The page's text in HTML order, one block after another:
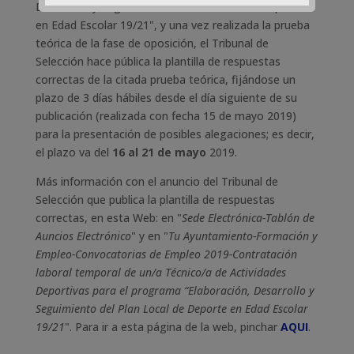
Desarrollo y Seguimiento del Plan Local de Deporte
en Edad Escolar 19/21", y una vez realizada la prueba
teórica de la fase de oposición, el Tribunal de
Selección hace pública la plantilla de respuestas
correctas de la citada prueba teórica, fijándose un
plazo de 3 días hábiles desde el día siguiente de su
publicación (realizada con fecha 15 de mayo 2019)
para la presentación de posibles alegaciones; es decir,
el plazo va del 16 al 21 de mayo 2019.
Más información con el anuncio del Tribunal de
Selección que publica la plantilla de respuestas
correctas, en esta Web: en "Sede Electrónica-Tablón de
Auncios Electrónico" y en "Tu Ayuntamiento-Formación y
Empleo-Convocatorias de Empleo 2019-Contratación
laboral temporal de un/a Técnico/a de Actividades
Deportivas para el programa “Elaboración, Desarrollo y
Seguimiento del Plan Local de Deporte en Edad Escolar
19/21". Para ir a esta página de la web, pinchar AQUI.